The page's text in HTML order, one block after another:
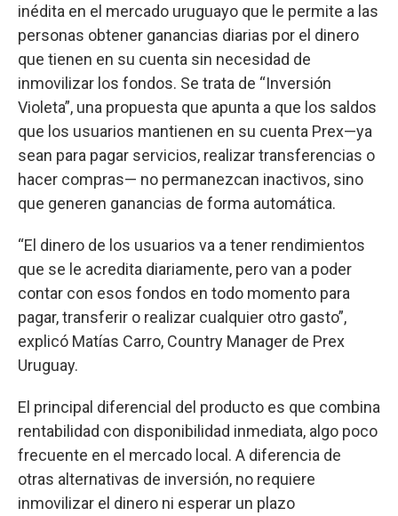
inédita en el mercado uruguayo que le permite a las
personas obtener ganancias diarias por el dinero
que tienen en su cuenta sin necesidad de
inmovilizar los fondos. Se trata de “Inversión
Violeta”, una propuesta que apunta a que los saldos
que los usuarios mantienen en su cuenta Prex—ya
sean para pagar servicios, realizar transferencias o
hacer compras— no permanezcan inactivos, sino
que generen ganancias de forma automática.
“El dinero de los usuarios va a tener rendimientos
que se le acredita diariamente, pero van a poder
contar con esos fondos en todo momento para
pagar, transferir o realizar cualquier otro gasto”,
explicó Matías Carro, Country Manager de Prex
Uruguay.
El principal diferencial del producto es que combina
rentabilidad con disponibilidad inmediata, algo poco
frecuente en el mercado local. A diferencia de
otras alternativas de inversión, no requiere
inmovilizar el dinero ni esperar un plazo